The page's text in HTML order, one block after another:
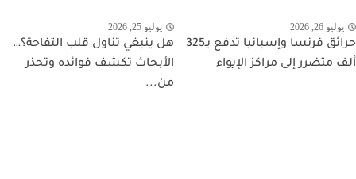
يوليو 26, 2026
حرائق فرنسا وإسبانيا تدفع بـ325
ألف متضرر إلى مراكز الإيواء
يوليو 25, 2026
هل ينبغي تناول قلب التفاحة؟…
الأبحاث تكشف فوائده وتحذر
من...